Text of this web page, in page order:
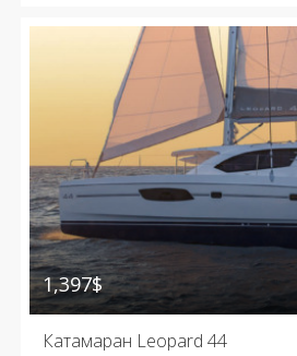
1,397$
Катамаран Leopard 44